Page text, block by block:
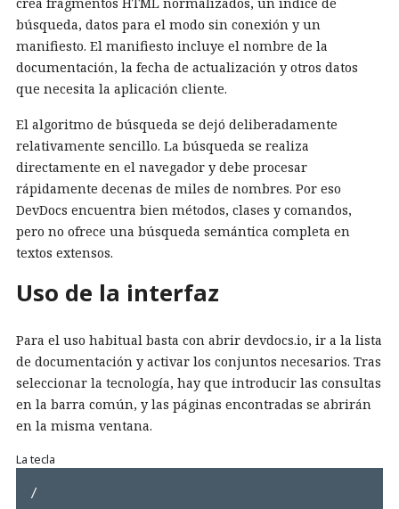
búsqueda, datos para el modo sin conexión y un
manifiesto. El manifiesto incluye el nombre de la
documentación, la fecha de actualización y otros datos
que necesita la aplicación cliente.
El algoritmo de búsqueda se dejó deliberadamente
relativamente sencillo. La búsqueda se realiza
directamente en el navegador y debe procesar
rápidamente decenas de miles de nombres. Por eso
DevDocs encuentra bien métodos, clases y comandos,
pero no ofrece una búsqueda semántica completa en
textos extensos.
Uso de la interfaz
Para el uso habitual basta con abrir devdocs.io, ir a la lista
de documentación y activar los conjuntos necesarios. Tras
seleccionar la tecnología, hay que introducir las consultas
en la barra común, y las páginas encontradas se abrirán
en la misma ventana.
La tecla
/